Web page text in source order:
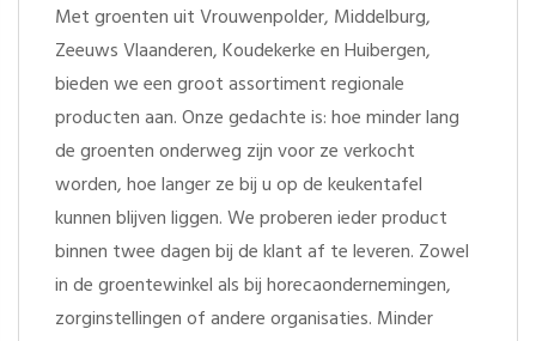
Met groenten uit Vrouwenpolder, Middelburg,
Zeeuws Vlaanderen, Koudekerke en Huibergen,
bieden we een groot assortiment regionale
producten aan. Onze gedachte is: hoe minder lang
de groenten onderweg zijn voor ze verkocht
worden, hoe langer ze bij u op de keukentafel
kunnen blijven liggen. We proberen ieder product
binnen twee dagen bij de klant af te leveren. Zowel
in de groentewinkel als bij horecaondernemingen,
zorginstellingen of andere organisaties. Minder